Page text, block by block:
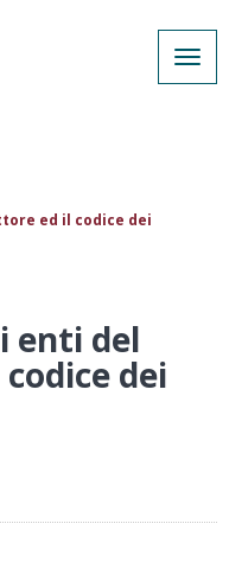
ed il codice dei
enti del
dei